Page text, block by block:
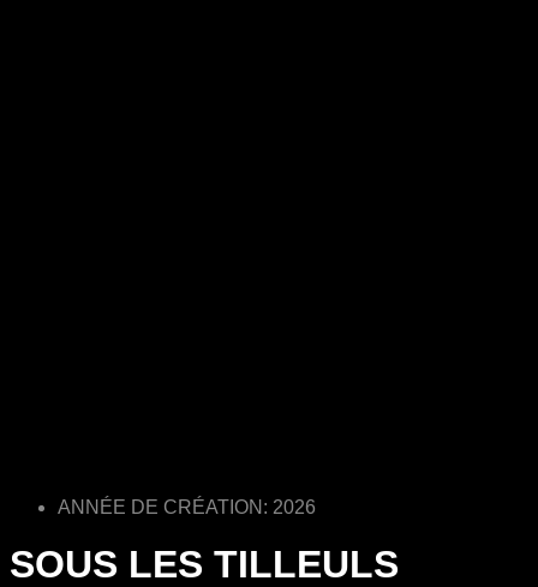
ANNÉE DE CRÉATION: 2026
SOUS LES TILLEULS